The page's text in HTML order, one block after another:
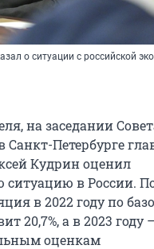
о ситуации с российской
на заседании
Санкт-Петербурге
Кудрин оценил
ситуацию в России.
в 2022 году по
20,7%, а в 2023 году
оценкам